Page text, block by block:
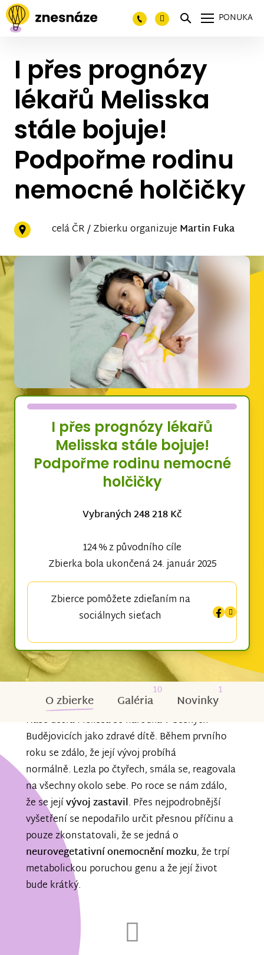
PONUKA
I přes prognózy
lékařů Melisska
stále bojuje!
Podpořme rodinu
nemocné holčičky
celá ČR / Zbierku organizuje Martin Fuka
I přes prognózy lékařů
Melisska stále bojuje!
Podpořme rodinu nemocné
holčičky
Vybraných 248 218 Kč
124 % z původního cíle
Zbierka bola ukončená 24. január 2025
Zbierce pomôžete zdieľaním na
sociálnych sieťach
O zbierke Galéria
10
Novinky
1
Naše dcera Melissa se narodila v Českých
Budějovicích jako zdravé dítě. Během prvního
roku se zdálo, že její vývoj probíhá
normálně. Lezla po čtyřech, smála se, reagovala
na všechny okolo sebe. Po roce se nám zdálo,
že se jejívývoj zastavil. Přes nejpodrobnější
vyšetření se nepodařilo určit přesnou příčinu a
pouze zkonstatovali, že se jedná o
neurovegetativní onemocnění mozku, že trpí
metabolickou poruchou genu a že její život
bude krátký.